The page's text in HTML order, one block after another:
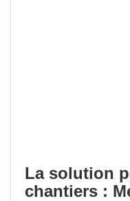
La solution
chantiers :